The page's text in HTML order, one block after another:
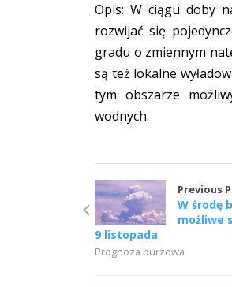
Opis: W ciągu doby
rozwijać się
gradu o zmiennym
są też lokalne
tym obszarze
wodnych.
Previous
W środę
możliwe
9 listopada
Prognoza burzowa